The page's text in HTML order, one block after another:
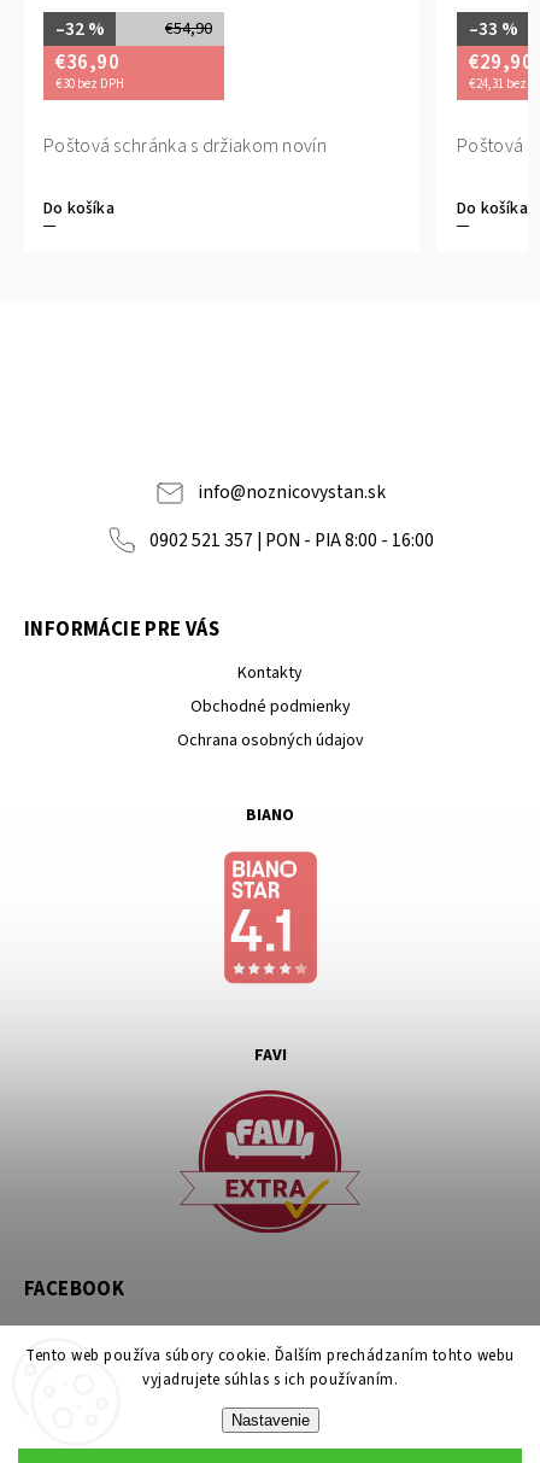
Tento web používa súbory cookie. Ďalším prechádzaním tohto webu
vyjadrujete súhlas s ich používaním.
Nastavenie
€54,90
–32 %
€36,90
€30 bez DPH
Do košíka
Poštová schránka s držiakom novín
–33 %
€29,90
€24,31 bez DPH
Do košíka
Poštová
info@noznicovystan.sk
0902 521 357 | PON - PIA 8:00 - 16:00
INFORMÁCIE PRE VÁS
Kontakty
Obchodné podmienky
Ochrana osobných údajov
BIANO
FAVI
FACEBOOK